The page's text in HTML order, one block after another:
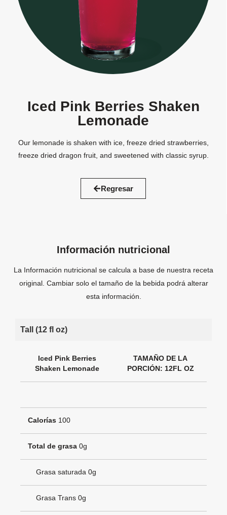
Iced Pink Berries Shaken
Lemonade
Our lemonade is shaken with ice, freeze dried strawberries,
freeze dried dragon fruit, and sweetened with classic syrup.
Regresar
Información nutricional
La Información nutricional se calcula a base de nuestra receta
original. Cambiar solo el tamaño de la bebida podrá alterar
esta información.
Tall (12 fl oz)
Iced Pink Berries
Shaken Lemonade
TAMAÑO DE LA
PORCIÓN: 12FL OZ
Calorías 100
Total de grasa 0g
Grasa saturada 0g
Grasa Trans 0g